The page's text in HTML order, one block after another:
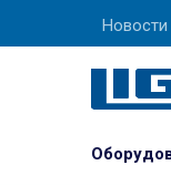
Новости